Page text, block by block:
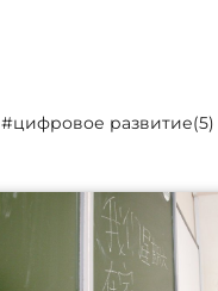
#цифровое развитие(5)